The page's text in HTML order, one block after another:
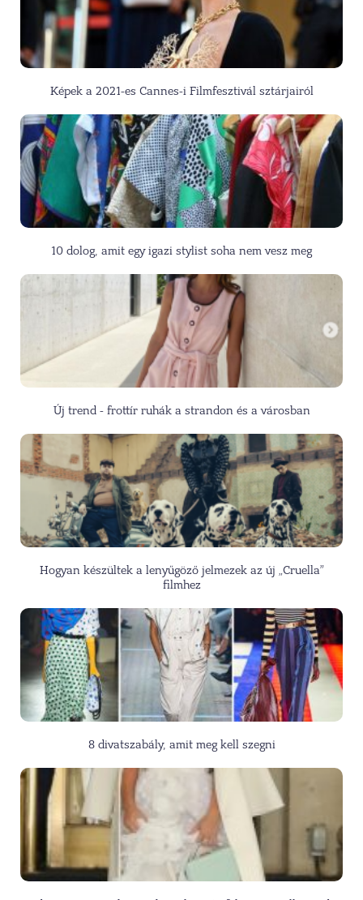
Képek a 2021-es Cannes-i Filmfesztivál sztárjairól
10 dolog, amit egy igazi stylist soha nem vesz meg
Új trend - frottír ruhák a strandon és a városban
Hogyan készültek a lenyűgöző jelmezek az új „Cruella”
filmhez
8 divatszabály, amit meg kell szegni